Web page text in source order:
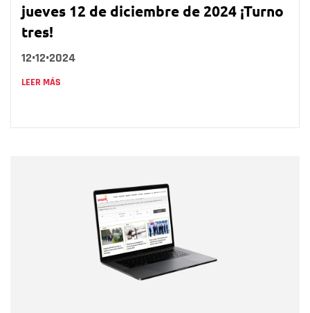
jueves 12 de diciembre de 2024 ¡Turno
tres!
12•12•2024
LEER MÁS
Correo electrónico
Tipo de comentario